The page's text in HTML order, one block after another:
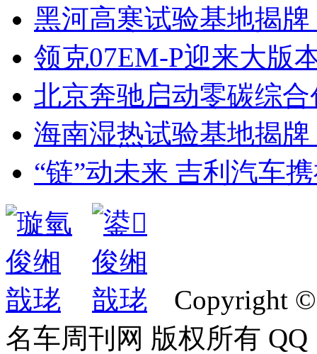
黑河高寒试验基地揭
领克07EM-P迎来大版
北京奔驰启动零碳综
海南湿热试验基地揭
“链”动未来 吉利汽车
Copyright ©
名车周刊网 版权所有 QQ